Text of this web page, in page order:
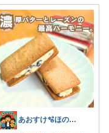
あおすけ🫧ほのぼの家族の暮らし˖ ࣪⊹